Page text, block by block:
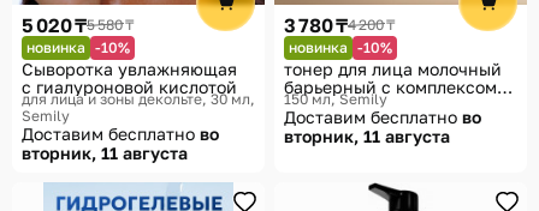
5 020 ₸5 580 ₸
новинка -10%
Сыворотка увлажняющая
с гиалуроновой кислотой
для лица и зоны декольте, 30 мл
Semily
Доставим бесплатно во
вторник, 11 августа
3 780 ₸4 200 ₸
новинка -10%
тонер для лица молочный
барьерный с комплексом
церамидов и центеллой
азиатской 150 мл
150 мл Semily
Доставим бесплатно во
вторник, 11 августа